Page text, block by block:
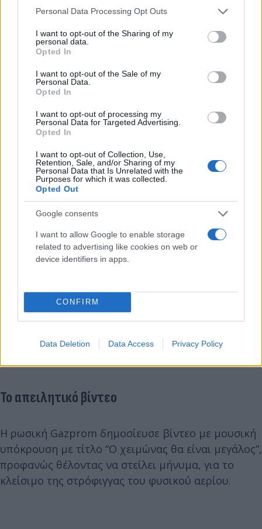
Please note that this website/app uses one or more Google
not limited to your visit or usage behaviour. You may click to
grant or deny consent to Google and its third-party tags to
use your data for below specified purposes in below Google
consent section.
Personal Data Processing Opt Outs
I want to opt-out of the Sharing of my
personal data.
Opted In
I want to opt-out of the Sale of my
Personal Data.
Opted In
I want to opt-out of processing my
Personal Data for Targeted Advertising.
Opted In
I want to opt-out of Collection, Use,
Retention, Sale, and/or Sharing of my
Personal Data that Is Unrelated with the
Purposes for which it was collected.
Opted Out
Google consents
I want to allow Google to enable storage
related to advertising like cookies on web or
device identifiers in apps.
CONFIRM
Data Deletion Data Access Privacy Policy
Το απειλητικό βίντεο
H ρωσική Gazprom δημοσίευσε βίντεο με μουσική
υπόκρουση με τίτλο “Ο χειμώνας θα είναι μεγάλος”,
προφανώς θέλοντας να στείλει μήνυμα, για το
κλείσιμο της στρόφιγγας του φυσικού αερίου.